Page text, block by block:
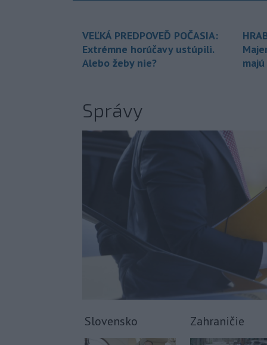
VEĽKÁ PREDPOVEĎ POČASIA:
Extrémne horúčavy ustúpili.
Alebo žeby nie?
Správy
Slovensko Zahraničie